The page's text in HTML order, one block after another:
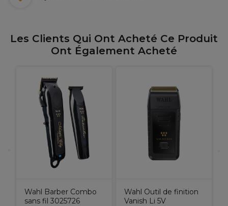
Les Clients Qui Ont Acheté Ce Produit
Ont Également Acheté
Wahl Barber Combo
sans fil 3025726
Wahl Outil de finition
Vanish Li 5V